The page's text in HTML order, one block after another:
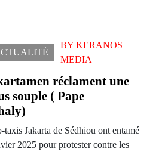
BYKERANOS
MEDIA
réclament une
souple ( Pape
Jakarta de Sédhiou ont entamé
2025 pour protester contre les